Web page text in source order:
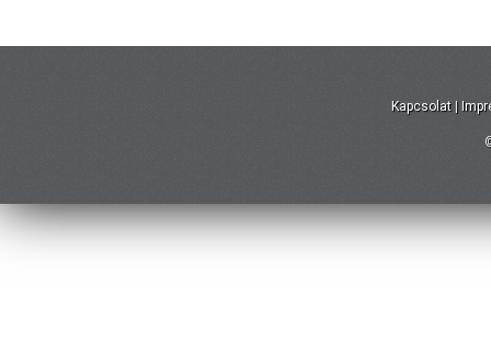
Kapcsolat |